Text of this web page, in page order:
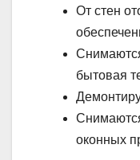
От стен
бытовая
оконных